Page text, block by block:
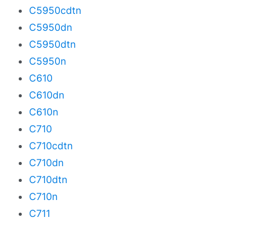
C5950cdtn
C5950dn
C5950dtn
C5950n
C610
C610dn
C610n
C710
C710cdtn
C710dn
C710dtn
C710n
C711